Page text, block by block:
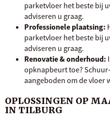
parketvloer het beste bij
adviseren u graag.
Professionele plaatsing:
parketvloer het beste bij
adviseren u graag.
Renovatie & onderhoud:
opknapbeurt toe?
aangeboden om de vloer
OPLOSSINGEN OP
IN TILBURG